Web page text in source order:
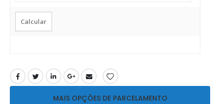
Calcular
MAIS OPÇÕES DE PARCELAMENTO